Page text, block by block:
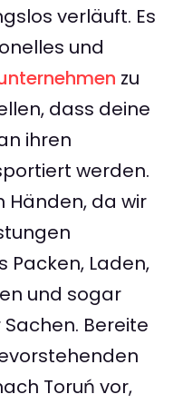
verläuft. Es
und
zu
dass deine
ihren
werden.
Händen, da wir
Laden,
und sogar
Bereite
Toruń vor,